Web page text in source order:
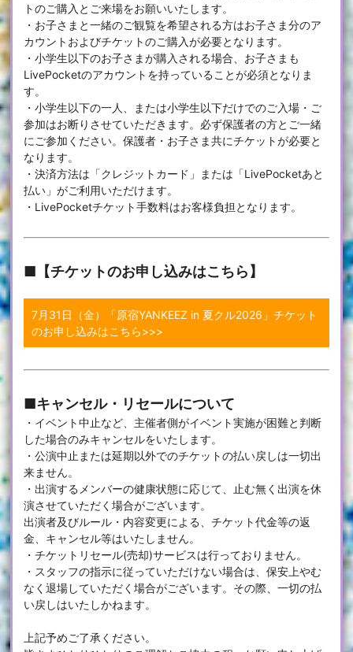
トのご購入とご来場をお願いいたします。
・お子さまと一緒のご観覧を希望される方はお子さま分のア
カウントおよびチケットのご購入が必要となります。
・小学生以下のお子さまが購入される場合、お子さまも
LivePocketのアカウントを持っていることが必須となりま
す。
・小学生以下の一人、または小学生以下だけでのご入場・ご
参加はお断りさせていただきます。必ず保護者の方とご一緒
にご参加ください。保護者・お子さま共にチケットが必要と
なります。
・決済方法は「クレジットカード」または「LivePocketあと
払い」がご利用いただけます。
・LivePocketチケット手数料はお客様負担となります。
■【チケットのお申し込みはこちら】
7月31日（金）「原宿YANKEEZ in 夏クル2026」チケット
のお申し込みはこちら>>>
■キャンセル・リセールについて
・イベント中止など、主催者側がイベント実施が困難と判断
した場合のみキャンセルをいたします。
・公演中止または延期以外でのチケットの払い戻しは一切出
来ません。
・出演するメンバーの健康状態に応じて、止む無く出演を休
演させていただく場合がございます。
出演者及びルール・内容変更による、チケット代金等の返
金、キャンセル等はいたしません。
・チケットリセール(売却)サービスは行っておりません。
・スタッフの指示に従っていただけない場合は、保安上やむ
なく退場していただく場合がございます。その際、一切の払
い戻しはいたしかねます。
上記予めご了承ください。